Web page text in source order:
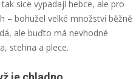
sice vypadají hebce, ale pro
– bohužel velké množství běžně
ale buďto má nevhodné
stehna a plece.